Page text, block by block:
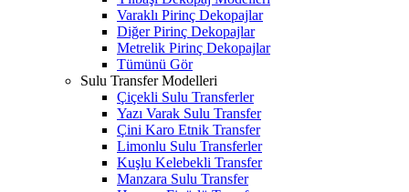
Varaklı Pirinç Dekopajlar
Diğer Pirinç Dekopajlar
Metrelik Pirinç Dekopajlar
Tümünü Gör
Sulu Transfer Modelleri
Çiçekli Sulu Transferler
Yazı Varak Sulu Transfer
Çini Karo Etnik Transfer
Limonlu Sulu Transferler
Kuşlu Kelebekli Transfer
Manzara Sulu Transfer